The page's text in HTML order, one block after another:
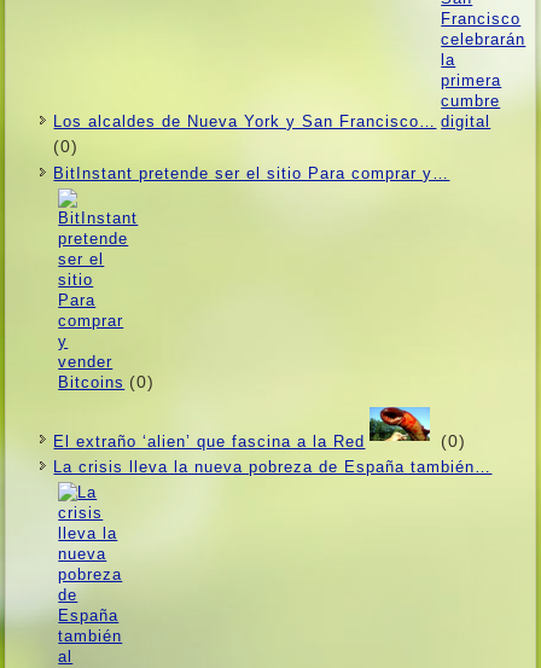
Los alcaldes de Nueva York y San Francisco…
(0)
BitInstant pretende ser el sitio Para comprar y…
(0)
El extraño ‘alien’ que fascina a la Red (0)
La crisis lleva la nueva pobreza de España también…